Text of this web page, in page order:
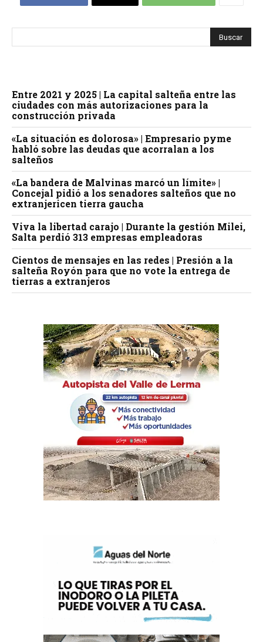
Entre 2021 y 2025 | La capital salteña entre las
ciudades con más autorizaciones para la
construcción privada
«La situación es dolorosa» | Empresario pyme
habló sobre las deudas que acorralan a los
salteños
«La bandera de Malvinas marcó un límite» |
Concejal pidió a los senadores salteños que no
extranjericen tierra gaucha
Viva la libertad carajo | Durante la gestión Milei,
Salta perdió 313 empresas empleadoras
Cientos de mensajes en las redes | Presión a la
salteña Royón para que no vote la entrega de
tierras a extranjeros